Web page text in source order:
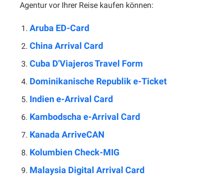
Agentur vor Ihrer Reise kaufen können:
Aruba ED-Card
China Arrival Card
Cuba D'Viajeros Travel Form
Dominikanische Republik e-Ticket
Indien e-Arrival Card
Kambodscha e-Arrival Card
Kanada ArriveCAN
Kolumbien Check-MIG
Malaysia Digital Arrival Card